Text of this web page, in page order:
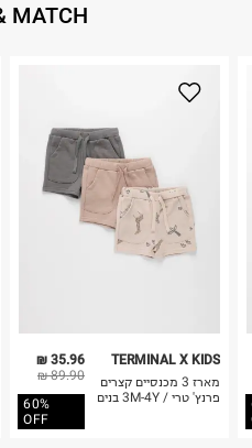
MATCH
35.96 ₪
89.90 ₪
60%
OFF
TERMINAL X KIDS
מארז 3 מכנסיים קצרים
פרנץ' טרי / 3M-4Y בנים